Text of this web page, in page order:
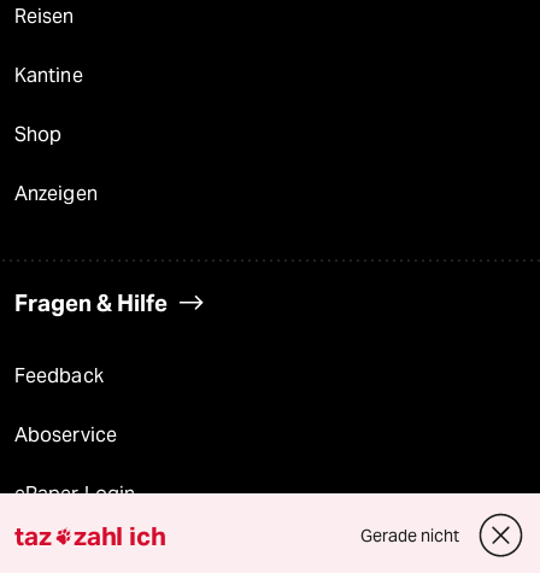
Reisen
Kantine
Shop
Anzeigen
Fragen & Hilfe
Feedback
Aboservice
ePaper Login
Downloads für Abonnierende
taz zahl ich Gerade nicht